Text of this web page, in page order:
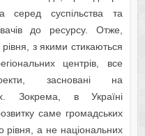
серед суспільства та
до ресурсу. Отже,
з якими стикаються
центрів, все
засновані на
Зокрема, в Україні
саме громадських
рівня, а не національних